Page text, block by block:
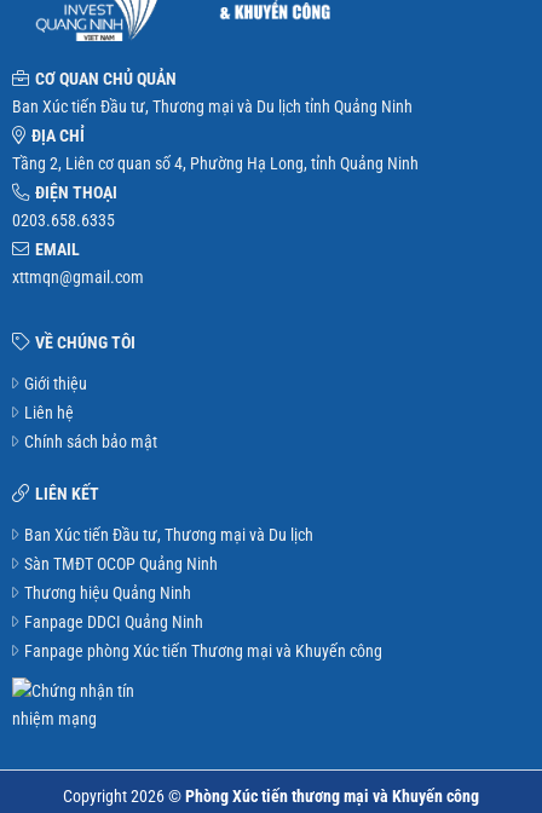
CƠ QUAN CHỦ QUẢN
Ban Xúc tiến Đầu tư, Thương mại và Du lịch tỉnh Quảng Ninh
ĐỊA CHỈ
Tầng 2, Liên cơ quan số 4, Phường Hạ Long, tỉnh Quảng Ninh
ĐIỆN THOẠI
0203.658.6335
EMAIL
xttmqn@gmail.com
VỀ CHÚNG TÔI
Giới thiệu
Liên hệ
Chính sách bảo mật
LIÊN KẾT
Ban Xúc tiến Đầu tư, Thương mại và Du lịch
Sàn TMĐT OCOP Quảng Ninh
Thương hiệu Quảng Ninh
Fanpage DDCI Quảng Ninh
Fanpage phòng Xúc tiến Thương mại và Khuyến công
Copyright 2026 ©Phòng Xúc tiến thương mại và Khuyến công